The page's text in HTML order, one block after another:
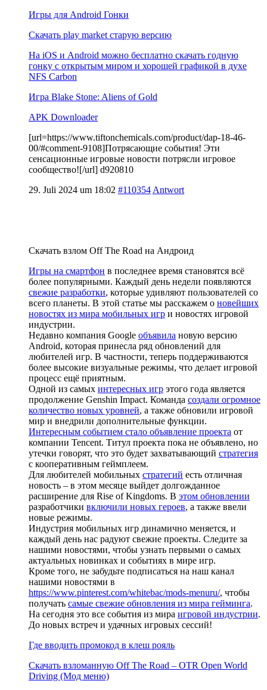
Игры для Android Гонки
Скачать play market старую версию
На iOS и Android можно бесплатно скачать годную
гонку с открытым миром и хорошей графикой в духе
NFS Carbon
Игра Blake Stone: Aliens of Gold
APK Downloader
[url=https://www.tiftonchemicals.com/product/dap-18-46-
00/#comment-9108]Потрясающие события! Эти
сенсационные игровые новости потрясли игровое
сообщество![/url] d920810
29. Juli 2024 um 18:02 #110354 Antwort
Скачать взлом Off The Road на Андроид
Игры на смартфон в последнее время становятся всё
более популярными. Каждый день недели появляются
свежие разработки, которые удивляют пользователей со
всего планеты. В этой статье мы расскажем о новейших
новостях из мира мобильных игр и новостях игровой
индустрии.
Недавно компания Google объявила новую версию
Android, которая принесла ряд обновлений для
любителей игр. В частности, теперь поддерживаются
более высокие визуальные режимы, что делает игровой
процесс ещё приятным.
Одной из самых интересных игр этого года является
продолжение Genshin Impact. Команда создали огромное
количество новых уровней, а также обновили игровой
мир и внедрили дополнительные функции.
Интересным событием стало объявление проекта от
компании Tencent. Титул проекта пока не объявлено, но
утечки говорят, что это будет захватывающий стратегия
с кооперативным геймплеем.
Для любителей мобильных стратегий есть отличная
новость – в этом месяце выйдет долгожданное
расширение для Rise of Kingdoms. В этом обновлении
разработчики включили новых героев, а также ввели
новые режимы.
Индустрия мобильных игр динамично меняется, и
каждый день нас радуют свежие проекты. Следите за
нашими новостями, чтобы узнать первыми о самых
актуальных новинках и событиях в мире игр.
Кроме того, не забудьте подписаться на наш канал
нашими новостями в
https://www.pinterest.com/whitebac/mods-menuru/, чтобы
получать самые свежие обновления из мира гейминга.
На сегодня это все события из мира игровой индустрии.
До новых встреч и удачных игровых сессий!
Где вводить промокод в клеш рояль
Скачать взломанную Off The Road – OTR Open World
Driving (Мод меню)